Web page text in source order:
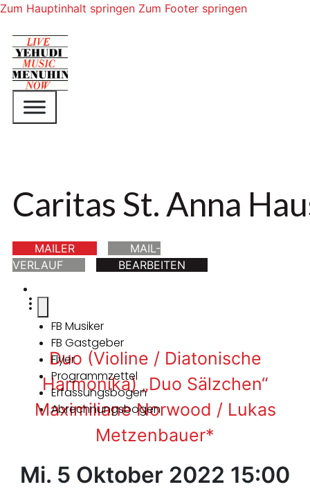
Zum Hauptinhalt springen Zum Footer springen
Caritas St. Anna
MAILER
MAIL-
VERLAUF
BEARBEITEN
FB Musiker
FB Gastgeber
Flyer
Programmzettel
Erfassungsbogen
Abrechnungsbogen
Duo (Violine / Diatonische
Harmonika) „Duo Sälzchen“
Maximiliane Norwood / Lukas
Metzenbauer*
Mi. 5 Oktober 2022 15:00